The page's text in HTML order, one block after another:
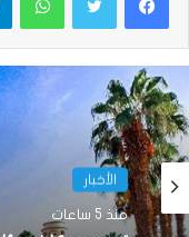
الأخبار
منذ 5 ساعات
الأخبار